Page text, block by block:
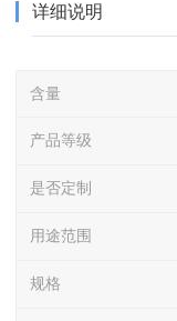
详细说明
含量
产品等级
是否定制
用途范围
规格